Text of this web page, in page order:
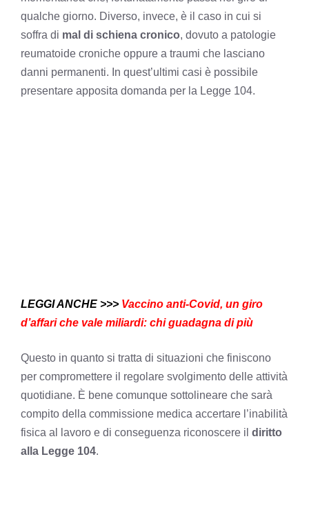
qualche giorno. Diverso, invece, è il caso in cui si
soffra di mal di schiena cronico, dovuto a patologie
reumatoide croniche oppure a traumi che lasciano
danni permanenti. In quest’ultimi casi è possibile
presentare apposita domanda per la Legge 104.
LEGGI ANCHE >>> Vaccino anti-Covid, un giro
d’affari che vale miliardi: chi guadagna di più
Questo in quanto si tratta di situazioni che finiscono
per compromettere il regolare svolgimento delle attività
quotidiane. È bene comunque sottolineare che sarà
compito della commissione medica accertare l’inabilità
fisica al lavoro e di conseguenza riconoscere il diritto
alla Legge 104.